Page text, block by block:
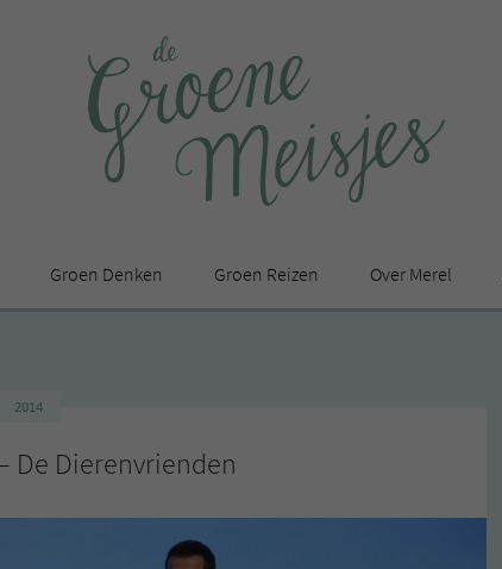
Groen Denken Groen Reizen Over Merel
2014
De Dierenvrienden